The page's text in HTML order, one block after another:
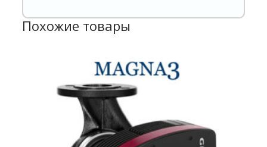
Похожие товары